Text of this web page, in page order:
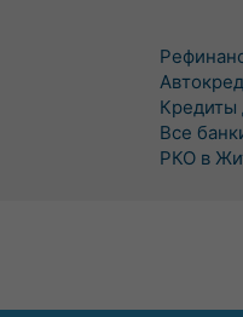
Кредиты
Все
РКО в